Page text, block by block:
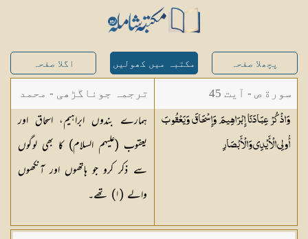
پچھلا صفحہ مکتبہ میں کھولیں اگلا صفحہ
سورة ص - آیت 45
وَاذْكُرْ عِبَادَنَا إِبْرَاهِيمَ وَإِسْحَاقَ وَيَعْقُوبَ
أُولِي الْأَيْدِيوَالْأَبْصَارِ
ترجمہ جوناگڑھی - محمد
جونا گڑھی
ہمارے بندوں ابراہیم، اسحاق اور
یعقوب (علیہم السلام) کا بھی لوگوں
سے ذکر کرو جو ہاتھوں اور آنکھوں
والے (١) تھے۔